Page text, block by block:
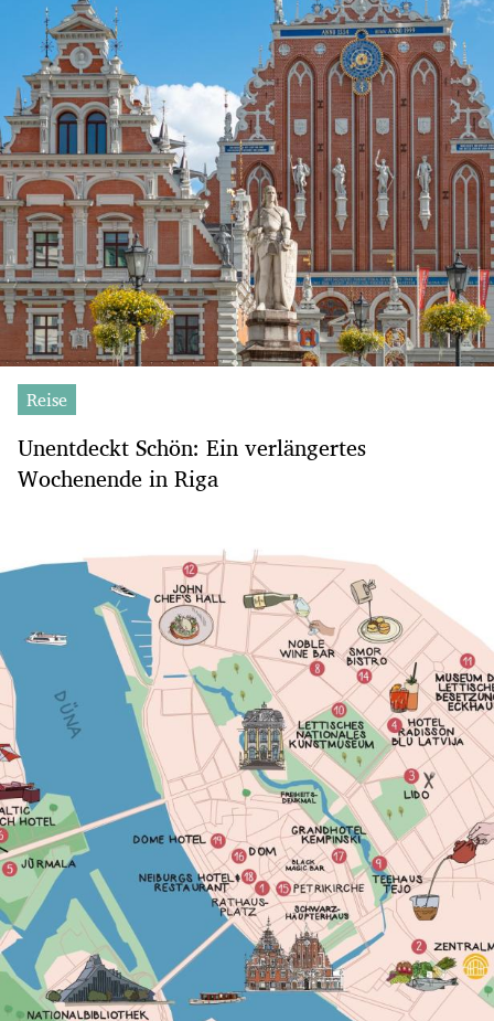
Reise
Unentdeckt Schön: Ein verlängertes
Wochenende in Riga